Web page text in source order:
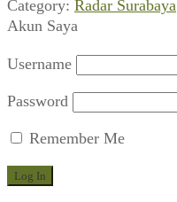
Category: Radar Surabaya
Akun Saya
Username
Password
Remember Me